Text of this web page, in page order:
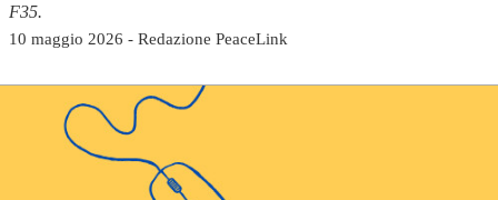
F35.
10 maggio 2026 - Redazione PeaceLink